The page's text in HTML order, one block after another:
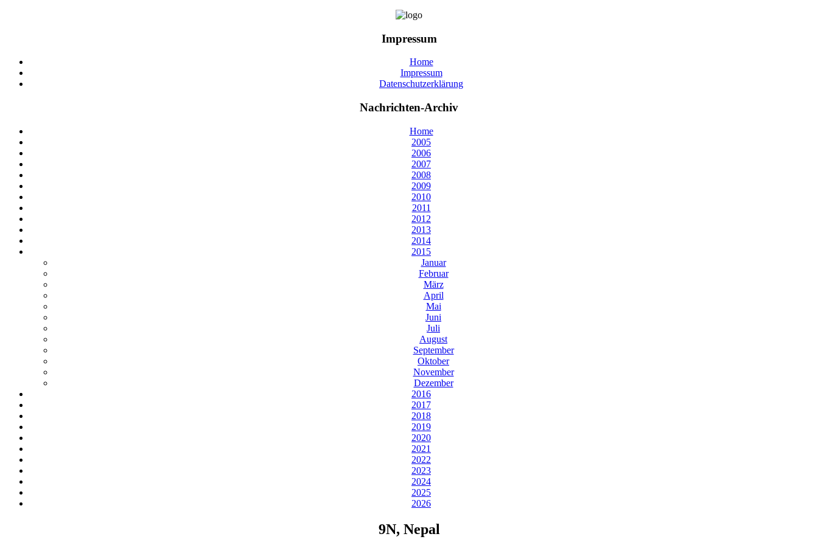
Impressum
Home
Impressum
Datenschutzerklärung
Nachrichten-Archiv
Home
2005
2006
2007
2008
2009
2010
2011
2012
2013
2014
2015
Januar
Februar
März
April
Mai
Juni
Juli
August
September
Oktober
November
Dezember
2016
2017
2018
2019
2020
2021
2022
2023
2024
2025
2026
9N, Nepal